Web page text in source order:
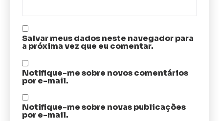
Salvar meus dados neste navegador para
a próxima vez que eu comentar.
Notifique-me sobre novos comentários
por e-mail.
Notifique-me sobre novas publicações
por e-mail.